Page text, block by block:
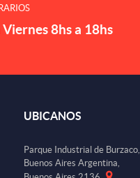
Viernes 8hs a 18hs
UBICANOS
Parque Industrial de Burzaco,
Buenos Aires Argentina,